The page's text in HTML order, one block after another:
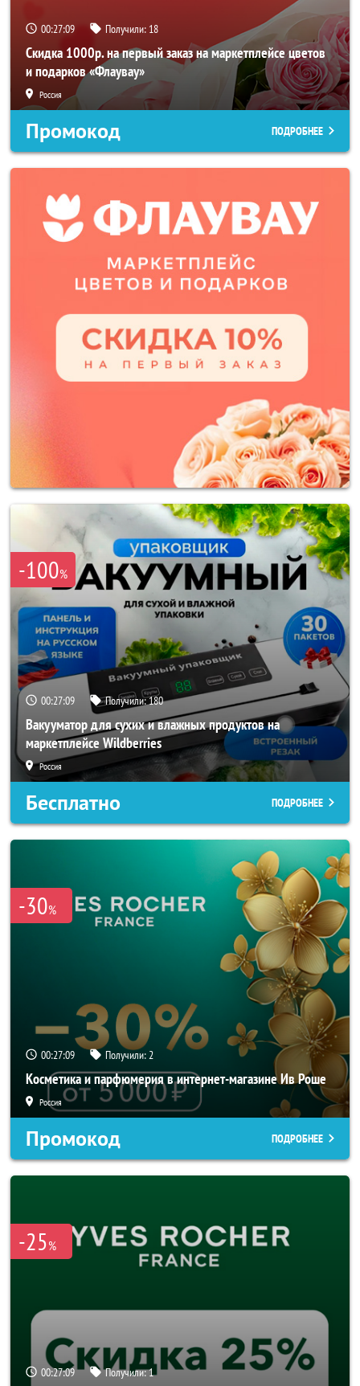
00:27:06 Получили: 18
Скидка 1000р. на первый заказ на маркетплейсе цветов
и подарков «Флаувау»
Россия
Промокод ПОДРОБНЕЕ
-100%
00:27:06 Получили:180
Вакууматор для сухих и влажных продуктов на
маркетплейсе Wildberries
Россия
Бесплатно ПОДРОБНЕЕ
-30%
00:27:06 Получили:2
Косметика и парфюмерия в интернет-магазине Ив Роше
Россия
Промокод ПОДРОБНЕЕ
-25%
00:27:06 Получили:1